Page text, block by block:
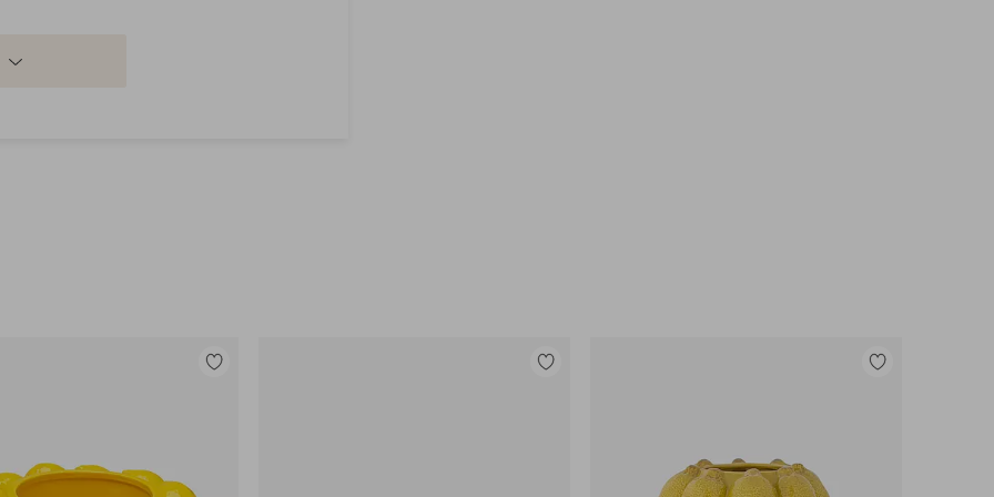
Lisää
Lisää
Lisää